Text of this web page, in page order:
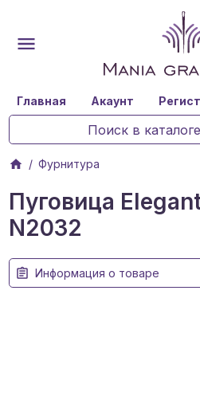
Главная Акаунт
Фурнитура
Пуговица
N2032
Информация о товаре